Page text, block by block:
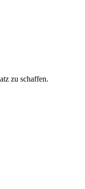
zu schaffen.